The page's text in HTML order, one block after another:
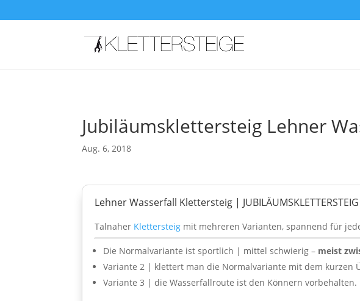
Jubiläumsklettersteig Lehner
Aug. 6, 2018
Lehner Wasserfall Klettersteig | JUBILÄUMSKLETTERSTEIG
Talnaher Klettersteig mit mehreren Varianten, spannend für
Die Normalvariante ist sportlich | mittel schwierig – meist
Variante 2 | klettert man die Normalvariante mit dem kurzen
Variante 3 | die Wasserfallroute ist den Könnern